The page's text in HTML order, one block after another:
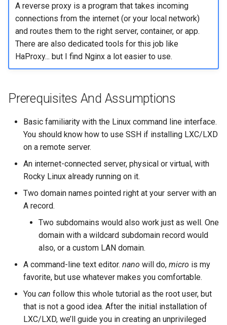
A reverse proxy is a program that takes incoming
connections from the internet (or your local network)
and routes them to the right server, container, or app.
There are also dedicated tools for this job like
HaProxy... but I find Nginx a lot easier to use.
Prerequisites And Assumptions
Basic familiarity with the Linux command line interface.
You should know how to use SSH if installing LXC/LXD
on a remote server.
An internet-connected server, physical or virtual, with
Rocky Linux already running on it.
Two domain names pointed right at your server with an
A record.
Two subdomains would also work just as well. One
domain with a wildcard subdomain record would
also, or a custom LAN domain.
A command-line text editor. nano will do, micro is my
favorite, but use whatever makes you comfortable.
You can follow this whole tutorial as the root user, but
that is not a good idea. After the initial installation of
LXC/LXD, we’ll guide you in creating an unprivileged